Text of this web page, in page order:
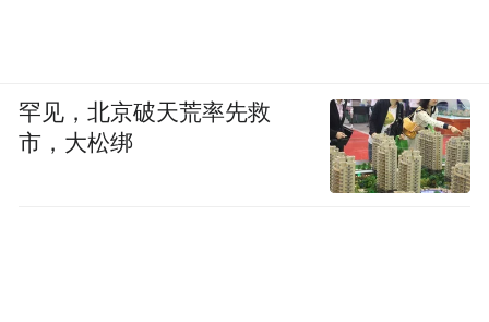
罕见，北京破天荒率先救
市，大松绑